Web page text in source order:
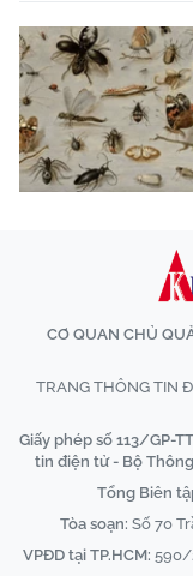
CƠ QUAN CHỦ
TRANG THÔNG TIN
Giấy phép số 113/GP-
tin điện tử - Bộ
Tổng Biên
Tòa soạn: Số 70
VPĐD tại TP.HCM: 590/